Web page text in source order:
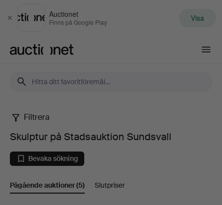
Stäng
Auctionet
Finns på Google Play Visa
Skulptur
på
Stadsauktion
Sundsvall
Filtrera
Skulptur på Stadsauktion Sundsvall
Bevaka sökning
Pågående auktioner(5) Slutpriser